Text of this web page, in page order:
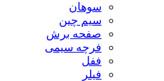
سوهان
سیم چین
صفحه برش
فرچه سیمی
ففل
فیلر